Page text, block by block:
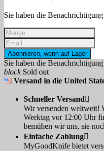
Sie haben die
Abonnieren, wenn auf Lager
Sie haben die
blockSold out
Versand in die United
Schneller Versand
Wir versenden weltweit!
Werktag vor 12:00 Uhr
bemühen wir uns, sie
Einfache Zahlung
MyGoodKnife bietet